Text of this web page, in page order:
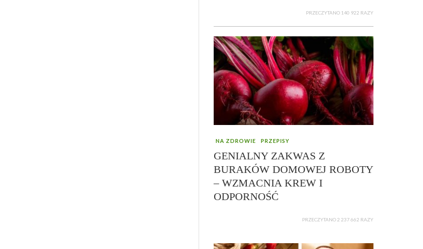
PRZECZYTANO 140 922 RAZY
NA ZDROWIE PRZEPISY
GENIALNY ZAKWAS Z
BURAKÓW DOMOWEJ ROBOTY
– WZMACNIA KREW I
ODPORNOŚĆ
PRZECZYTANO 2 237 662 RAZY